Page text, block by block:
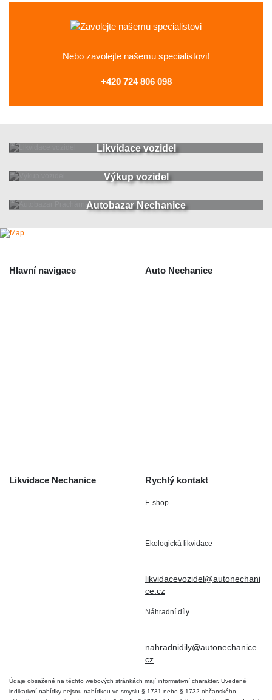
Nebo zavolejte našemu specialistovi!
+420 724 806 098
Likvidace vozidel
Výkup vozidel
Autobazar Nechanice
Hlavní navigace Auto Nechanice
Likvidace Nechanice Rychlý kontakt
E-shop
Ekologická likvidace
likvidacevozidel@autonechani
ce.cz
Náhradní díly
nahradnidily@autonechanice.
cz
Údaje obsažené na těchto webových stránkách mají informativní charakter. Uvedené
indikativní nabídky nejsou nabídkou ve smyslu § 1731 nebo § 1732 občanského